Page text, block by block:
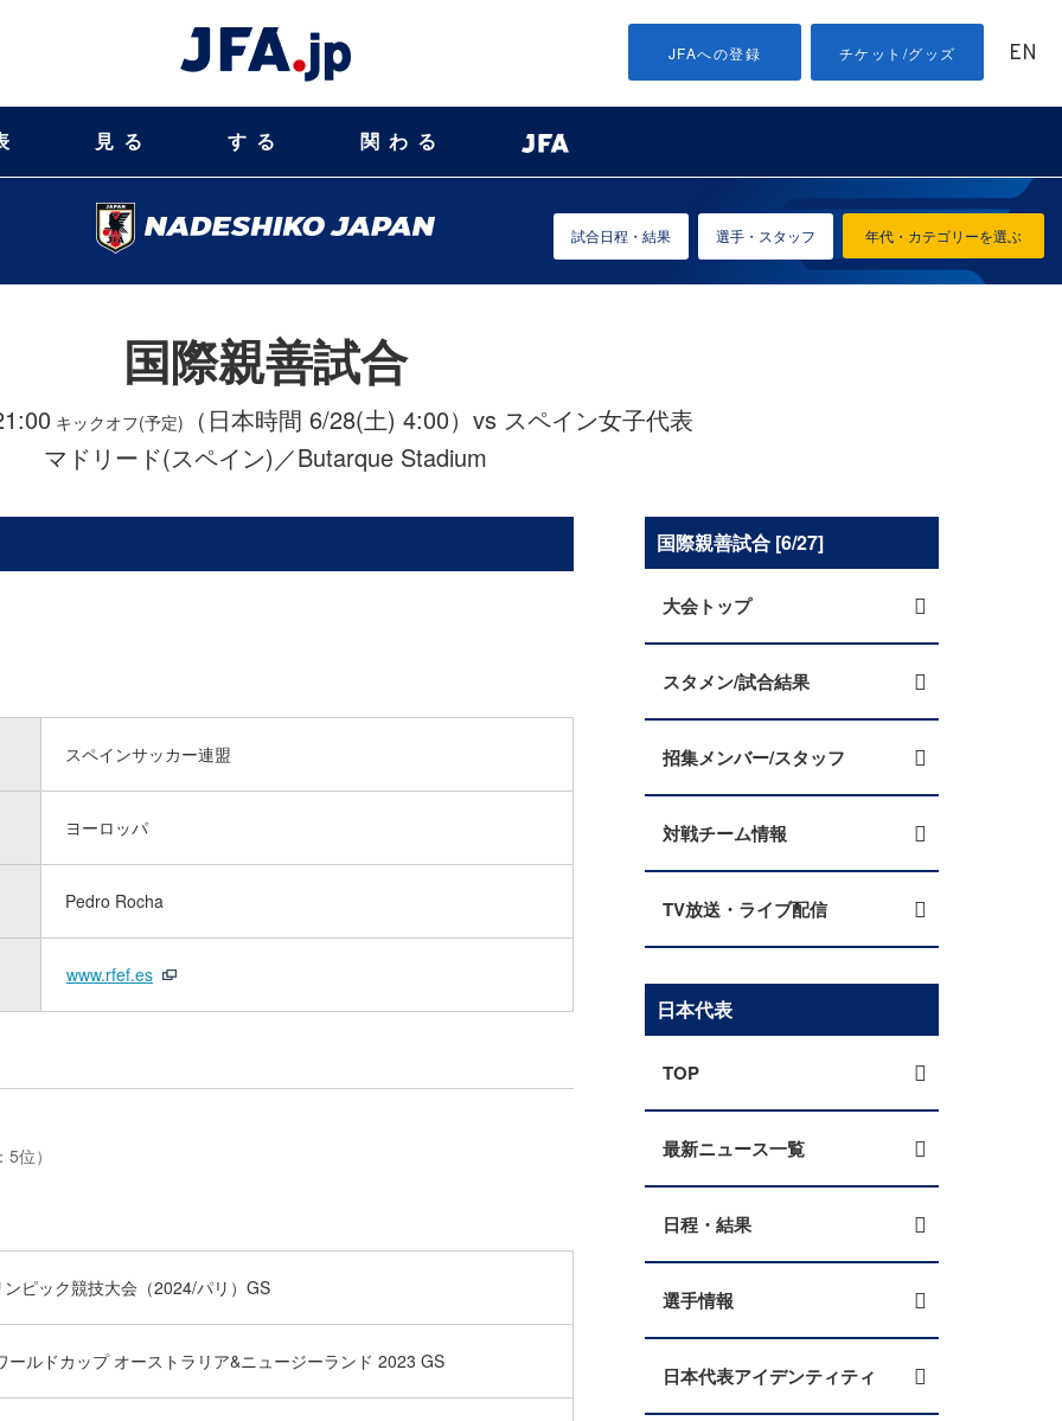
JFAへの登録 チケット/グッズ EN
見る する 関わる
年代・カテゴリーを選ぶ
試合日程・結果 選手・スタッフ
国際親善試合
キックオフ(予定) （日本時間 6/28(土) 4:00） vs スペイン女子代表
マドリード(スペイン)／Butarque Stadium
スペインサッカー連盟
ヨーロッパ
Pedro Rocha
www.rfef.es
位）
ピック競技大会（2024/パリ）GS
ールドカップ オーストラリア&ニュージーランド 2023 GS
国際親善試合 [6/27]
大会トップ
スタメン/試合結果
招集メンバー/スタッフ
対戦チーム情報
TV放送・ライブ配信
日本代表
TOP
最新ニュース一覧
日程・結果
選手情報
日本代表アイデンティティ